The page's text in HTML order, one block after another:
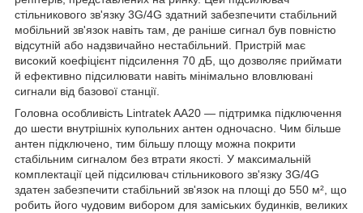
стільникового зв'язку 3G/4G здатний забезпечити стабільний
мобільний зв'язок навіть там, де раніше сигнал був повністю
відсутній або надзвичайно нестабільний. Пристрій має
високий коефіцієнт підсилення 70 дБ, що дозволяє приймати
й ефективно підсилювати навіть мінімально вловлювані
сигнали від базової станції.
Головна особливість Lintratek AA20 — підтримка підключення
до шести внутрішніх купольних антен одночасно. Чим більше
антен підключено, тим більшу площу можна покрити
стабільним сигналом без втрати якості. У максимальній
комплектації цей підсилювач стільникового зв'язку 3G/4G
здатен забезпечити стабільний зв'язок на площі до 550 м², що
робить його чудовим вибором для заміських будинків, великих